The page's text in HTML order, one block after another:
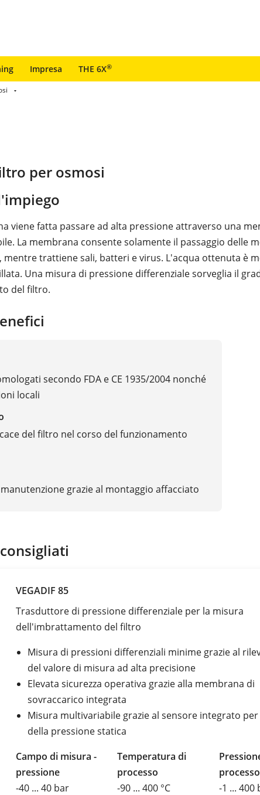
Impresa THE 6X®
per osmosi
viene fatta passare ad alta pressione attraverso una
La membrana consente solamente il passaggio delle
mentre trattiene sali, batteri e virus. L'acqua ottenuta è
Una misura di pressione differenziale sorveglia il
del filtro.
secondo FDA e CE 1935/2004 nonché
locali
del filtro nel corso del funzionamento
grazie al montaggio affacciato
VEGADIF 85
Trasduttore di pressione differenziale per la misura
dell'imbrattamento del filtro
Misura di pressioni differenziali minime grazie al
del valore di misura ad alta precisione
Elevata sicurezza operativa grazie alla membrana di
sovraccarico integrata
Misura multivariabile grazie al sensore integrato
della pressione statica
Campo di misura -
pressione
-40 ... 40 bar
Temperatura di
processo
-90 ... 400 °C
processo
-1 ... 400